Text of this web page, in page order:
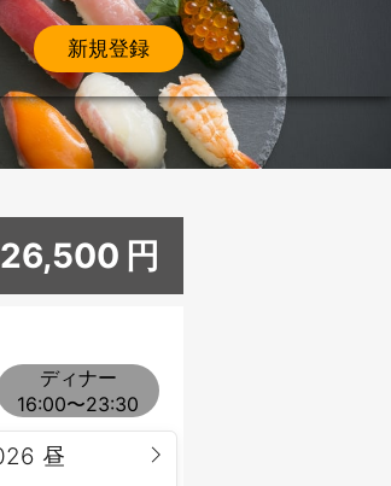
新規登録
26,500 円
ディナー
16:00〜23:30